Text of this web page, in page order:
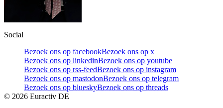
Social
Bezoek ons op facebookBezoek ons op x
Bezoek ons op linkedinBezoek ons op youtube
Bezoek ons op rss-feedBezoek ons op instagram
Bezoek ons op mastodonBezoek ons op telegram
Bezoek ons op blueskyBezoek ons op threads
© 2026 Euractiv DE